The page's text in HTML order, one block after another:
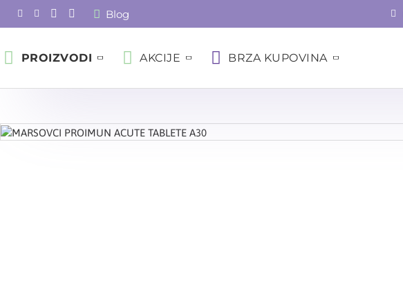
Blog
PROIZVODI AKCIJE BRZA KUPOVINA